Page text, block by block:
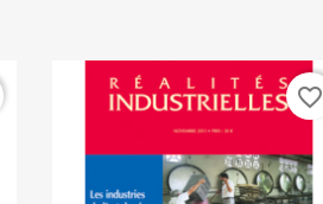
favorite_border